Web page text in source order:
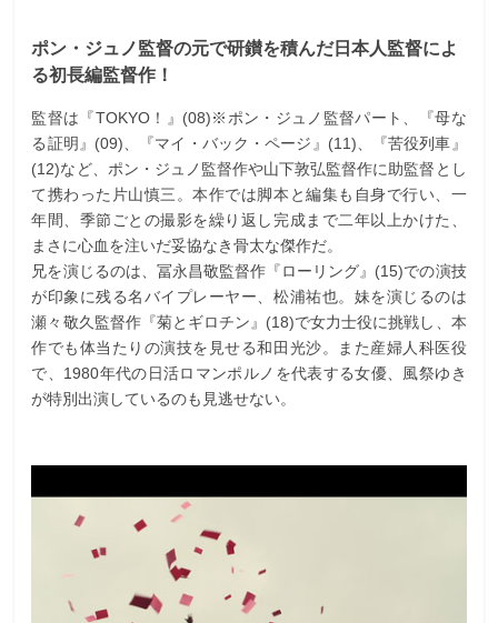
ポン・ジュノ監督の元で研鑚を積んだ日本人監督によ
る初長編監督作！
監督は『TOKYO！』(08)※ポン・ジュノ監督パート、『母な
る証明』(09)、『マイ・バック・ページ』(11)、『苦役列車』
(12)など、ポン・ジュノ監督作や山下敦弘監督作に助監督とし
て携わった片山慎三。本作では脚本と編集も自身で行い、一
年間、季節ごとの撮影を繰り返し完成まで二年以上かけた、
まさに心血を注いだ妥協なき骨太な傑作だ。
兄を演じるのは、冨永昌敬監督作『ローリング』(15)での演技
が印象に残る名バイプレーヤー、松浦祐也。妹を演じるのは
瀬々敬久監督作『菊とギロチン』(18)で女力士役に挑戦し、本
作でも体当たりの演技を見せる和田光沙。また産婦人科医役
で、1980年代の日活ロマンポルノを代表する女優、風祭ゆき
が特別出演しているのも見逃せない。